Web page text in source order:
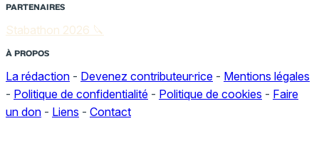
PARTENAIRES
Stabathon 2026 🔪
À PROPOS
La rédaction - Devenez contributeur·rice - Mentions légales
- Politique de confidentialité - Politique de cookies - Faire
un don - Liens - Contact